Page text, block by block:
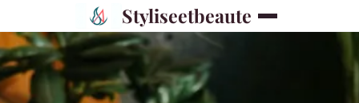
Styliseetbeaute